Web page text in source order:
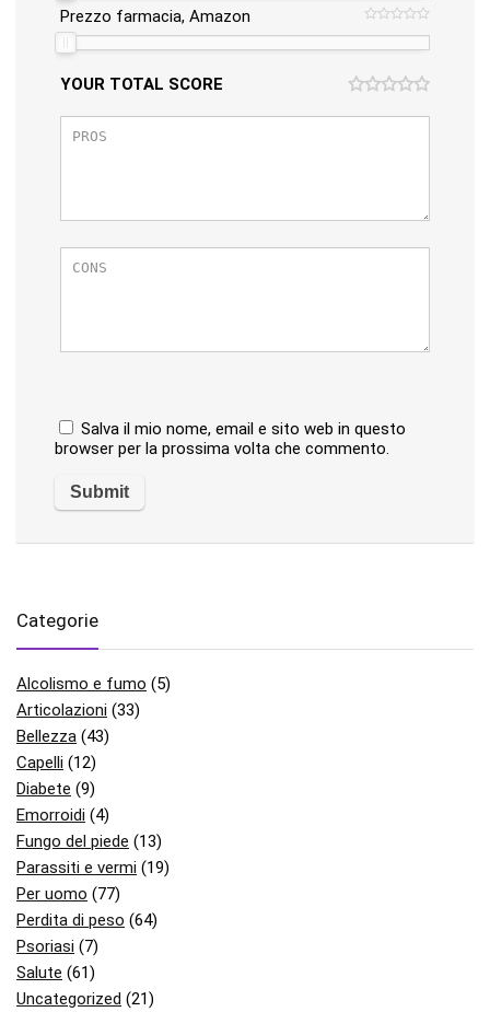
Prezzo farmacia, Amazon
YOUR TOTAL SCORE
Salva il mio nome, email e sito web in questo
browser per la prossima volta che commento.
Categorie
Alcolismo e fumo (5)
Articolazioni (33)
Bellezza (43)
Capelli (12)
Diabete (9)
Emorroidi (4)
Fungo del piede (13)
Parassiti e vermi (19)
Per uomo (77)
Perdita di peso (64)
Psoriasi (7)
Salute (61)
Uncategorized (21)